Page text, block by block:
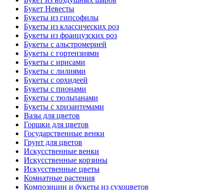
Букет Невесты
Букеты из гипсофилы
Букеты из классических роз
Букеты из французских роз
Букеты с альстромерией
Букеты с гортензиями
Букеты с ирисами
Букеты с лилиями
Букеты с орхидеей
Букеты с пионами
Букеты с тюльпанами
Букеты с хризантемами
Вазы для цветов
Горшки для цветов
Государственные венки
Грунт для цветов
Искусственные венки
Искусственные корзины
Искусственные цветы
Комнатные растения
Композиции и букеты из сухоцветов